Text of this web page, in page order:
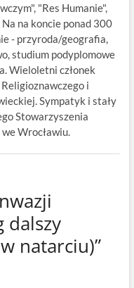
"Res Humanie",
na koncie ponad 300
- przyroda/geografia,
studium podyplomowe
Wieloletni członek
i
Sympatyk i stały
Stowarzyszenia
Wrocławiu.
dalszy
natarciu)”